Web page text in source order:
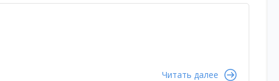
Читать далее